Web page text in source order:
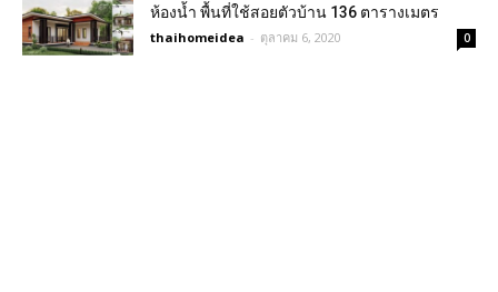
ห้องน้ำ พื้นที่ใช้สอยตัวบ้าน 136 ตารางเมตร
thaihomeidea - ตุลาคม 6, 2020 0